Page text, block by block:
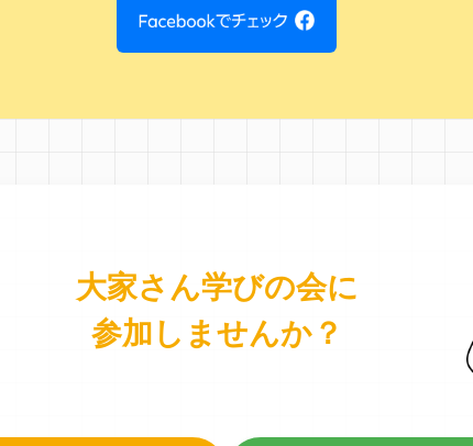
大家さん学びの会に
参加しませんか？